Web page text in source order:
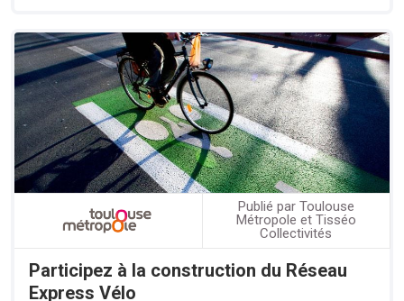
Publié par Toulouse
Métropole et Tisséo
Collectivités
Participez à la construction du Réseau
Express Vélo